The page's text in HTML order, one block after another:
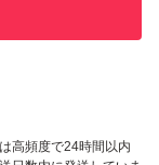
あります
高頻度で24時間以内